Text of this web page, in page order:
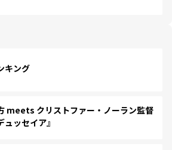
キング
meets クリストファー・ノーラン監督
ッセイア』